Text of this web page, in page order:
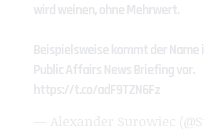
wird weinen, ohne Mehrwert.
Beispielsweise kommt der Name
Public Affairs News Briefing vor.
https://t.co/adF9TZN6Fz
— Alexander Surowiec